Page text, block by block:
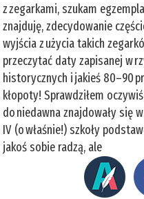
z zegarkami, szukam
znajduję, zdecydowanie
wyjścia z użycia takich
przeczytać daty zapisanej w
historycznych i jakieś 80–90
kłopoty! Sprawdziłem
do niedawna znajdowały się
IV (o właśnie!) szkoły
jakoś sobie radzą, ale